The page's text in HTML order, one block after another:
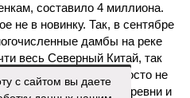
составило 4 миллиона.
не в новинку. Так, в сентябре
дамбы на реке
весь Северный Китай, так
низменная, и потоп просто не
пути, уничтожая деревни и
с сайтом вы даете